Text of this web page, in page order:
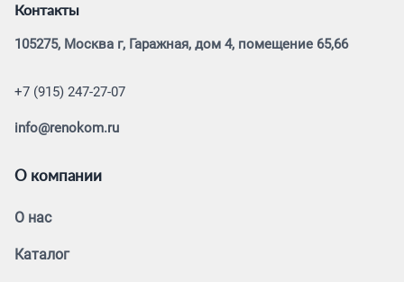
Контакты
105275, Москва г, Гаражная, дом 4, помещение 65,66
+7 (915) 247-27-07
info@renokom.ru
О компании
О нас
Каталог